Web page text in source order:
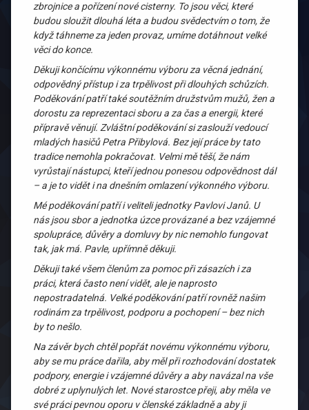
zbrojnice a pořízení nové cisterny. To jsou věci, které
budou sloužit dlouhá léta a budou svědectvím o tom, že
když táhneme za jeden provaz, umíme dotáhnout velké
věci do konce.
Děkuji končícímu výkonnému výboru za věcná jednání,
odpovědný přístup i za trpělivost při dlouhých schůzích.
Poděkování patří také soutěžním družstvům mužů, žen a
dorostu za reprezentaci sboru a za čas a energii, které
přípravě věnují. Zvláštní poděkování si zaslouží vedoucí
mladých hasičů Petra Přibylová. Bez její práce by tato
tradice nemohla pokračovat. Velmi mě těší, že nám
vyrůstají nástupci, kteří jednou ponesou odpovědnost dál
– a je to vidět i na dnešním omlazení výkonného výboru.
Mé poděkování patří i veliteli jednotky Pavlovi Janů. U
nás jsou sbor a jednotka úzce provázané a bez vzájemné
spolupráce, důvěry a domluvy by nic nemohlo fungovat
tak, jak má. Pavle, upřímně děkuji.
Děkuji také všem členům za pomoc při zásazích i za
práci, která často není vidět, ale je naprosto
nepostradatelná. Velké poděkování patří rovněž našim
rodinám za trpělivost, podporu a pochopení – bez nich
by to nešlo.
Na závěr bych chtěl popřát novému výkonnému výboru,
aby se mu práce dařila, aby měl při rozhodování dostatek
podpory, energie i vzájemné důvěry a aby navázal na vše
dobré z uplynulých let. Nové starostce přeji, aby měla ve
své práci pevnou oporu v členské základně a aby ji